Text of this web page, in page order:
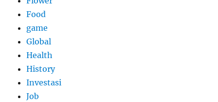
Food
game
Global
Health
History
Investasi
Job